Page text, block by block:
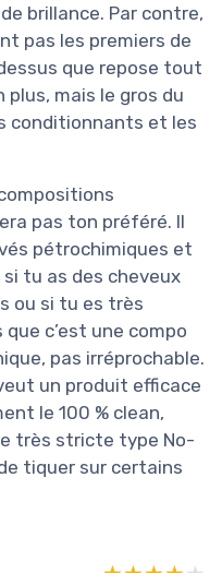
brillance. Par contre,
pas les premiers de
que repose tout
plus, mais le gros du
conditionnants et les
pas ton préféré. Il
pétrochimiques et
tu as des cheveux
ou si tu es très
c’est une compo
pas irréprochable.
un produit efficace
le 100 % clean,
très stricte type No-
tiquer sur certains